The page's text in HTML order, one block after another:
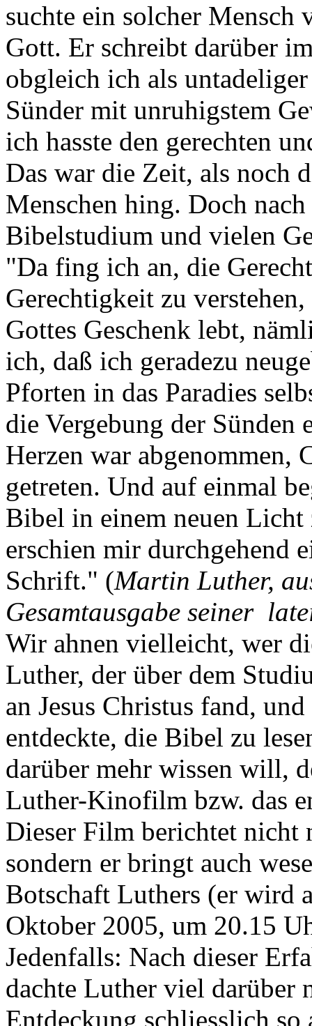
suchte ein solcher
Gott. Er schreibt darüber
obgleich ich als
Sünder mit unruhigstem
ich hasste den gerechten
Das war die Zeit, als noch
Menschen hing. Doch
Bibelstudium und vielen
"Da fing ich an, die
Gerechtigkeit zu
Gottes Geschenk lebt,
ich, daß ich geradezu
Pforten in das Paradies
die Vergebung der Sünden
Herzen war abgenommen,
getreten. Und auf einmal
Bibel in einem neuen
erschien mir durchgehend
Schrift." (Martin Luther,
Gesamtausgabe seiner
Wir ahnen vielleicht, wer
Luther, der über dem
an Jesus Christus fand,
entdeckte, die Bibel zu
darüber mehr wissen will,
Luther-Kinofilm bzw. das
Dieser Film berichtet nicht
sondern er bringt auch
Botschaft Luthers (er wird
Oktober 2005, um 20.15
Jedenfalls: Nach dieser
dachte Luther viel darüber
Entdeckung schliesslich